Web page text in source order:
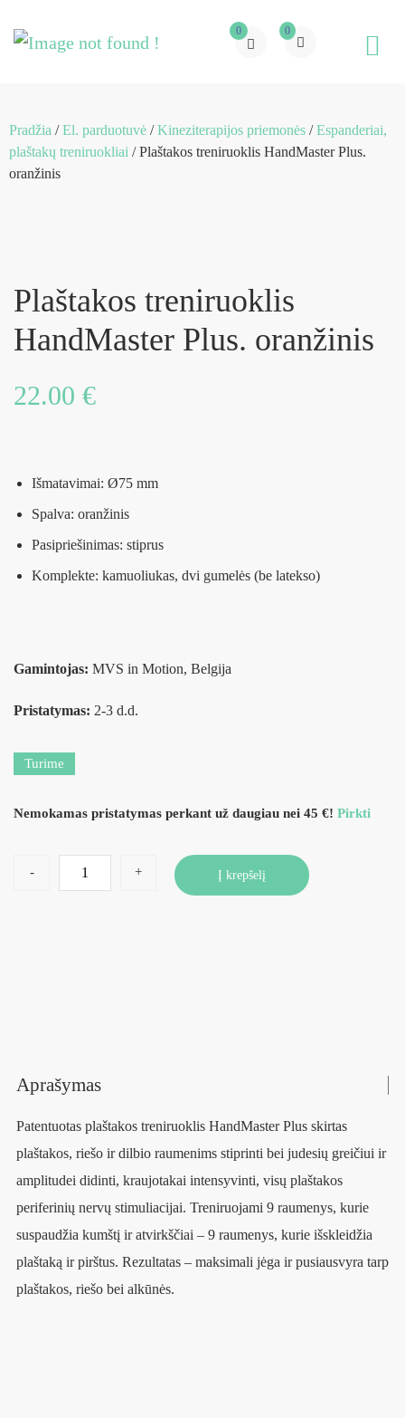
0 0
Pradžia /El. parduotuvė /Kineziterapijos priemonės /Espanderiai,
plaštakų treniruokliai / Plaštakos treniruoklis HandMaster Plus.
oranžinis
Plaštakos treniruoklis
HandMaster Plus. oranžinis
22.00 €
Išmatavimai: Ø75 mm
Spalva: oranžinis
Pasipriešinimas: stiprus
Komplekte: kamuoliukas, dvi gumelės (be latekso)
Gamintojas: MVS in Motion, Belgija
Pristatymas: 2-3 d.d.
Turime
Nemokamas pristatymas perkant už daugiau nei 45 €! Pirkti
- + Į krepšelį
Aprašymas
Patentuotas plaštakos treniruoklis HandMaster Plus skirtas
plaštakos, riešo ir dilbio raumenims stiprinti bei judesių greičiui ir
amplitudei didinti, kraujotakai intensyvinti, visų plaštakos
periferinių nervų stimuliacijai. Treniruojami 9 raumenys, kurie
suspaudžia kumštį ir atvirkščiai – 9 raumenys, kurie išskleidžia
plaštaką ir pirštus. Rezultatas – maksimali jėga ir pusiausvyra tarp
plaštakos, riešo bei alkūnės.